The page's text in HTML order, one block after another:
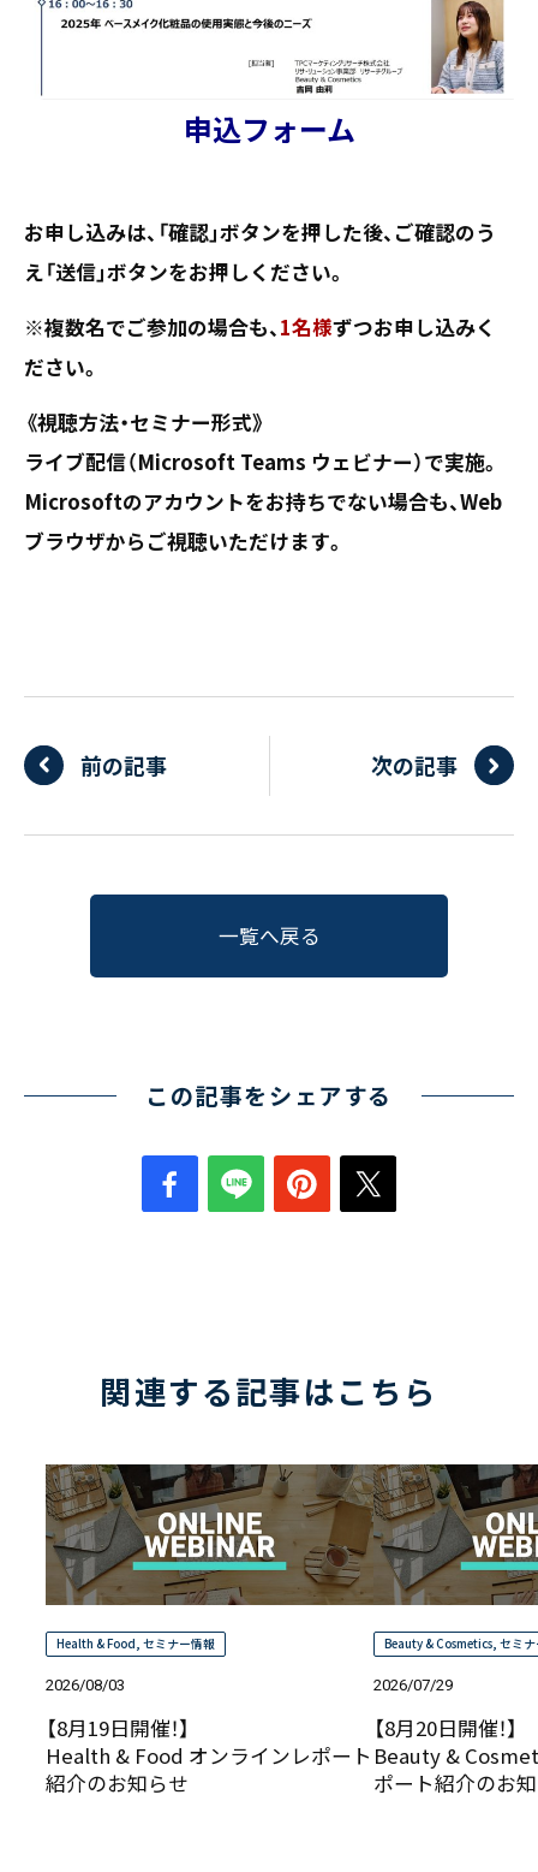
申込フォーム
お申し込みは、「確認」ボタンを押した後、ご確認のう
え「送信」ボタンをお押しください。
※複数名でご参加の場合も、1名様ずつお申し込みく
ださい。
《視聴方法・セミナー形式》
ライブ配信（Microsoft Teams ウェビナー）で実施。
Microsoftのアカウントをお持ちでない場合も、Web
ブラウザからご視聴いただけます。
前の記事 次の記事
一覧へ戻る
この記事をシェアする
関連する記事はこちら
Health & Food セミナー情報
2026/08/03
【8月19日開催！】
Health & Food オンラインレポート
紹介のお知らせ
Beauty & Cosmetics ,セミ
2026/07/29
【8月20日開催！】
Beauty &
ポート紹介のお